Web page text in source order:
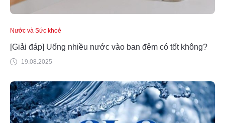
Nước và Sức khoẻ
[Giải đáp] Uống nhiều nước vào ban đêm có tốt không?
19.08.2025